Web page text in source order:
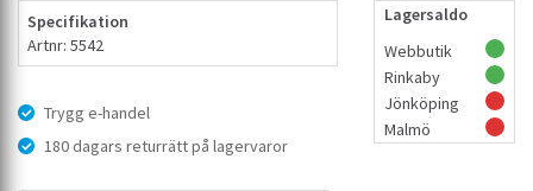
Specifikation
Artnr: 5542
Trygg e-handel
180 dagars returrätt på lagervaror
Lagersaldo
Webbutik
Rinkaby
Jönköping
Malmö